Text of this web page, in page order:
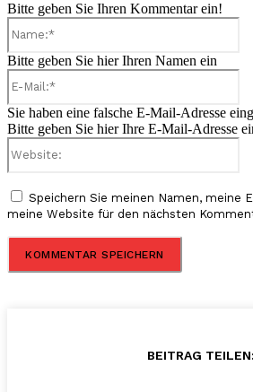
Bitte geben Sie Ihren Kommentar ein!
Bitte geben Sie hier Ihren Namen ein
Sie haben eine falsche E-Mail-Adresse
Bitte geben Sie hier Ihre E-Mail-Adresse
Speichern Sie meinen Namen, meine
meine Website für den nächsten
BEITRAG TEILEN: